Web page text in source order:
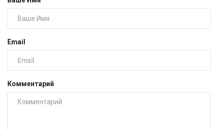
Email
Комментарий